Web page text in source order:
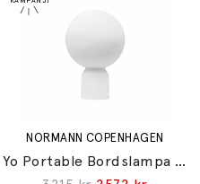
NORMANN COPENHAGEN
Yo Portable Bordslampa Large White